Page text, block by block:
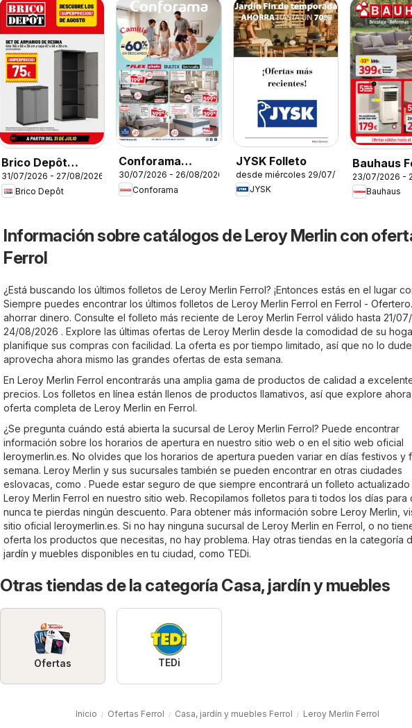
Brico Depôt
Folleto
31/07/2026 - 27/08/2026
Brico Depôt
Conforama
Folleto
30/07/2026 - 26/08/2026
Conforama
JYSK Folleto
desde miércoles 29/07/2026
JYSK
Bauhaus
23/07/2026 -
Bauhaus
Información sobre catálogos de Leroy Merlin con
Ferrol
¿Está buscando los últimos folletos de Leroy Merlin Ferrol? ¡Entonces estás en el lugar
Siempre puedes encontrar los últimos folletos de Leroy Merlin Ferrol en Ferrol -
ahorrar dinero. Consulte el folleto más reciente de Leroy Merlin Ferrol válido hasta 21/
24/08/2026 . Explore las últimas ofertas de Leroy Merlin desde la comodidad de su
planifique sus compras con facilidad. La oferta es por tiempo limitado, así que no lo
aprovecha ahora mismo las grandes ofertas de esta semana.
En Leroy Merlin Ferrol encontrarás una amplia gama de productos de calidad a
precios. Los folletos en línea están llenos de productos llamativos, así que explore
oferta completa de Leroy Merlin en Ferrol.
¿Se pregunta cuándo está abierta la sucursal de Leroy Merlin Ferrol? Puede encontrar
información sobre los horarios de apertura en nuestro sitio web o en el sitio web oficial
leroymerlin.es. No olvides que los horarios de apertura pueden variar en días festivos y
semana. Leroy Merlin y sus sucursales también se pueden encontrar en otras ciudades
eslovacas, como . Puede estar seguro de que siempre encontrará un folleto
Leroy Merlin Ferrol en nuestro sitio web. Recopilamos folletos para ti todos los días para
nunca te pierdas ningún descuento. Para obtener más información sobre Leroy Merlin,
sitio oficial leroymerlin.es. Si no hay ninguna sucursal de Leroy Merlin en Ferrol, o no
oferta los productos que necesitas, no hay problema. Hay otras tiendas en la categoría
jardín y muebles disponibles en tu ciudad, como TEDi.
Otras tiendas de la categoría Casa, jardín y muebles
Ofertas TEDi
Inicio Ofertas Ferrol Casa, jardín y muebles Ferrol Leroy Merlin Ferrol